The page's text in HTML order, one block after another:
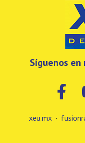
Síguenos
xeu.mx ·